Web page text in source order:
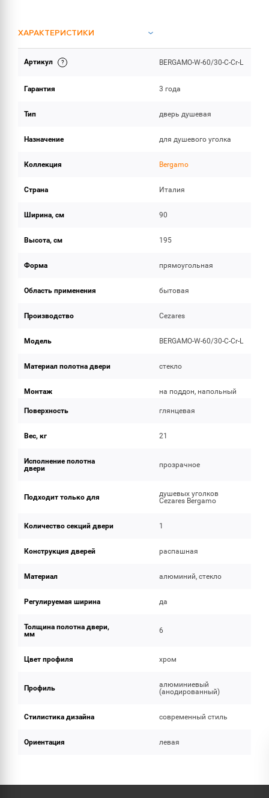
ХАРАКТЕРИСТИКИ
ОБЪЕМ ПОСТАВКИ
Артикул BERGAMO-W-60/30-C-Cr-L
Гарантия 3 года
Тип дверь душевая
Назначение для душевого уголка
Коллекция Bergamo
Страна Италия
Ширина, см 90
Высота, см 195
Форма прямоугольная
Область применения бытовая
Производство Cezares
Модель BERGAMO-W-60/30-C-Cr-L
Материал полотна двери стекло
Монтаж на поддон, напольный
Поверхность глянцевая
Вес, кг 21
Исполнение полотна
двери
прозрачное
Подходит только для
душевых уголков
Cezares Bergamo
Количество секций двери 1
Конструкция дверей распашная
Материал алюминий, стекло
Регулируемая ширина да
Толщина полотна двери,
мм
6
Цвет профиля хром
Профиль
алюминиевый
(анодированный)
Стилистика дизайна современный стиль
Ориентация левая